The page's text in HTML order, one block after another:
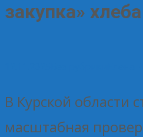
закупка» хлеба
В Курской области
масштабная